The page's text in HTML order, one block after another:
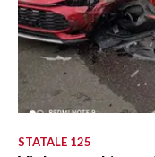
STATALE 125